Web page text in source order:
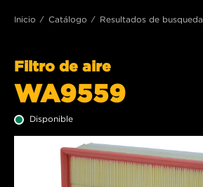
Inicio Catálogo Resultados de busqueda
Filtro de aire
WA9559
Disponible